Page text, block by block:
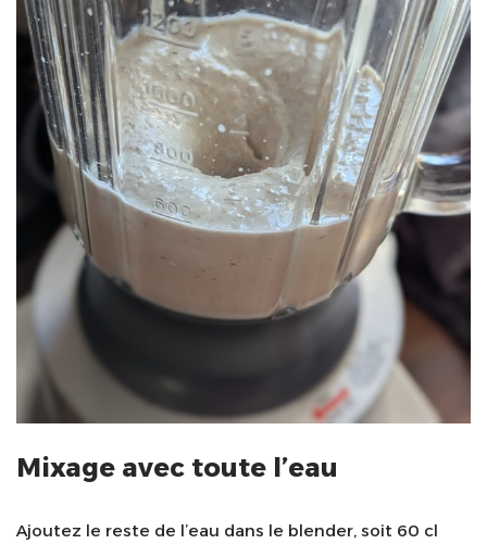
Mixage avec toute l’eau
Ajoutez le reste de l’eau dans le blender, soit 60 cl